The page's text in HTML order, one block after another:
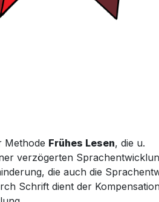
Methode Frühes Lesen, die u.
verzögerten
, die auch die
Schrift dient der